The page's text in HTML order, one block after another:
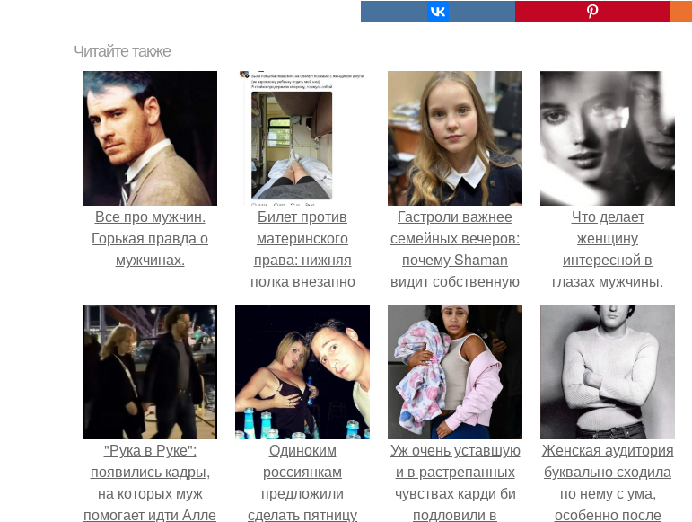
Читайте также
Все про мужчин.
Горькая правда о
мужчинах.
Билет против
материнского
права: нижняя
полка внезапно
нашла законного
владельца.
Гастроли важнее
семейных вечеров:
почему Shaman
видит собственную
дочь чаще на
экране, чем
вживую.
Что делает
женщину
интересной в
глазах мужчины.
Женщина глазами
мужчины.
"Рука в Руке":
появились кадры,
на которых муж
помогает идти Алле
Одиноким
россиянкам
предложили
сделать пятницу
Уж очень уставшую
и в растрепанных
чувствах карди би
подловили в
Женская аудитория
буквально сходила
по нему с ума,
особенно после